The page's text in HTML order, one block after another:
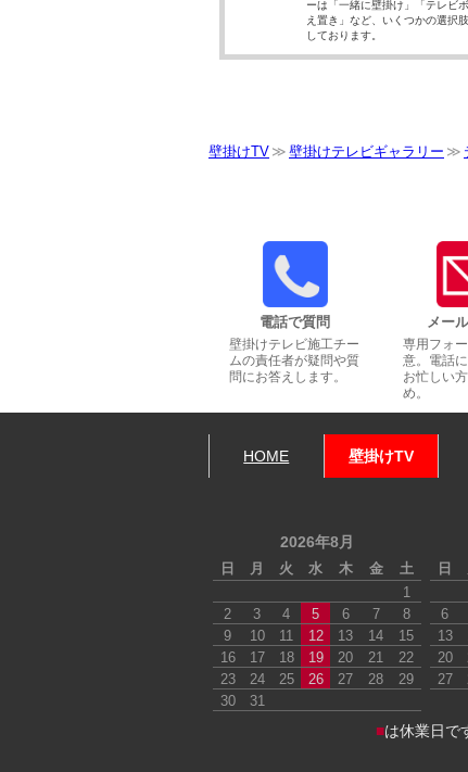
ーは「一緒に壁掛け」「テレビ
え置き」など、いくつかの選択
しております。
壁掛けTV 壁掛けテレビギャラリー
電話で質問
壁掛けテレビ施工チー
ムの責任者が疑問や質
問にお答えします。
メー
専用フォ
意。電話
お忙しい
め。
HOME 壁掛けTV
2026年8月
日 月 火 水 木 金
土
1
2
3 4 5 6 7
8
9
10 11 12 13 14
15
16
17 18 19 20 21
22
23
24 25 26 27 28
29
30
31
日
6
13
20
27
■は休業日で